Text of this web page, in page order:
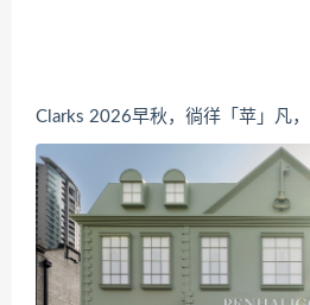
Clarks 2026早秋，徜徉「苹」凡